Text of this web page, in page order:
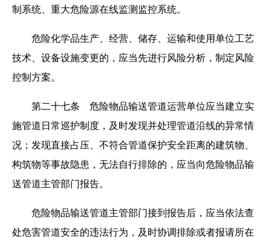
制系统、重大危险源在线监测监控系统。
危险化学品生产、经营、储存、运输和使用单位工艺
技术、设备设施变更的，应当先进行风险分析，制定风险
控制方案。
第二十七条 危险物品输送管道运营单位应当建立实
施管道日常巡护制度，及时发现并处理管道沿线的异常情
况；发现直接占压、不符合管道保护安全距离的建筑物、
构筑物等事故隐患，无法自行排除的，应当向危险物品输
送管道主管部门报告。
危险物品输送管道主管部门接到报告后，应当依法查
处危害管道安全的违法行为，及时协调排除或者报请所在